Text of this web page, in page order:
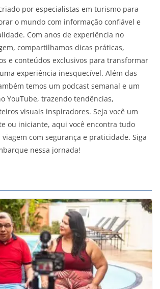
por especialistas em turismo para
o mundo com informação confiável e
Com anos de experiência no
compartilhamos dicas práticas,
e conteúdos exclusivos para transformar
experiência inesquecível. Além das
temos um podcast semanal e um
YouTube, trazendo tendências,
visuais inspiradores. Seja você um
ou iniciante, aqui você encontra tudo
com segurança e praticidade. Siga
nessa jornada!